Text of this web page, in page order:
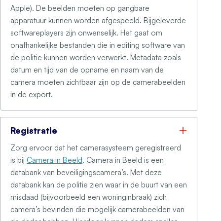
Apple). De beelden moeten op gangbare
apparatuur kunnen worden afgespeeld. Bijgeleverde
softwareplayers zijn onwenselijk. Het gaat om
onafhankelijke bestanden die in editing software van
de politie kunnen worden verwerkt. Metadata zoals
datum en tijd van de opname en naam van de
camera moeten zichtbaar zijn op de camerabeelden
in de export.
Registratie
Zorg ervoor dat het camerasysteem geregistreerd
is bij Camera in Beeld. Camera in Beeld is een
databank van beveiligingscamera’s. Met deze
databank kan de politie zien waar in de buurt van een
misdaad (bijvoorbeeld een woninginbraak) zich
camera’s bevinden die mogelijk camerabeelden van